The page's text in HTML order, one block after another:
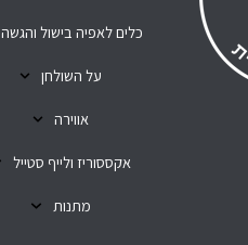
כלים לאפיה בישול והגשה
על השולחן
אווירה
אקססוריז ולייף סטייל
מתנות